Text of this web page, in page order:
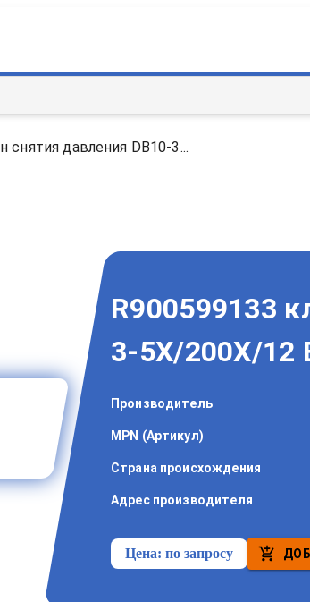
снятия давления DB10-3...
R900599133
3-5X/200X/12
Производитель
MPN (Артикул)
Страна происхождения
Адрес производителя
Цена:по запросу